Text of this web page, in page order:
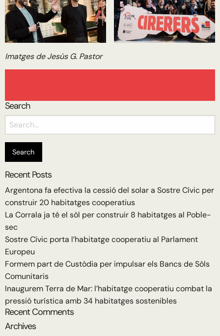
Imatges de Jesús G. Pastor
Search
Search
for:
Recent Posts
Argentona fa efectiva la cessió del solar a Sostre Cívic per
construir 20 habitatges cooperatius
La Corrala ja té el sòl per construir 8 habitatges al Poble-
sec
Sostre Cívic porta l’habitatge cooperatiu al Parlament
Europeu
Formem part de Custòdia per impulsar els Bancs de Sòls
Comunitaris
Inaugurem Terra de Mar: l’habitatge cooperatiu combat la
pressió turística amb 34 habitatges sostenibles
Recent Comments
Archives